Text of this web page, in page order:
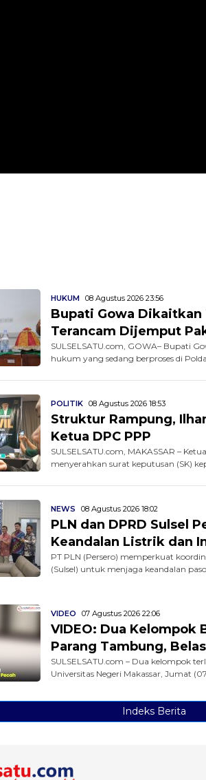
HUKUM 08 Agustus 2026 23:56
Bupati Gowa Dikaitkan
Terancam Dijemput
SULSELSATU.com, GOWA– Bupati
hukum yang sedang berproses di
POLITIK 08 Agustus 2026 18:53
Struktur Rampung,
Ketua DPC PPP
SULSELSATU.com, MAKASSAR –
menyerahkan surat keputusan (SK)
NEWS 08 Agustus 2026 18:02
PLN dan DPRD Sulsel
Keandalan Listrik dan
PT PLN (Persero) memperkuat
(Sulsel) untuk menjaga keandalan
VIDEO 07 Agustus 2026 22:06
VIDEO: Dua Kelompok
Parang Tambung,
SULSELSATU.com – Dua kelompok
Universitas Negeri Makassar, Jumat
Indeks Berita